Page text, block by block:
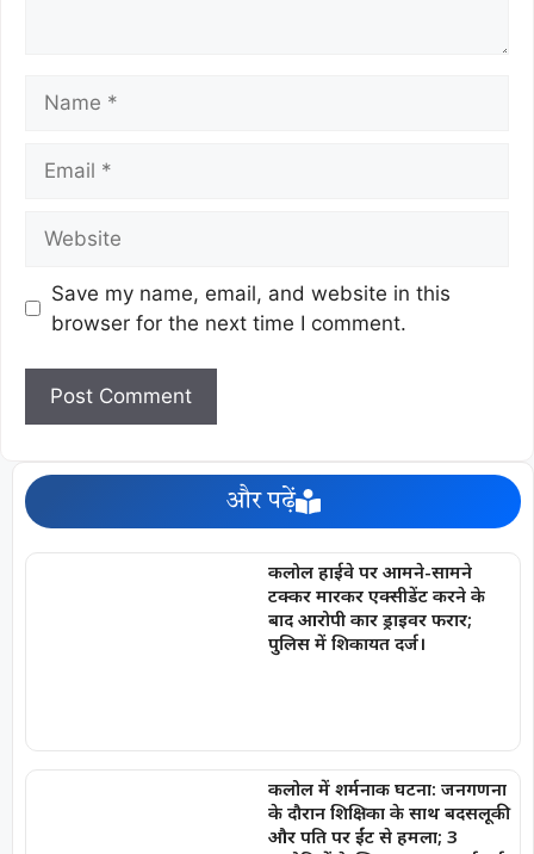
Save my name, email, and website in this
browser for the next time I comment.
और पढ़ें
कलोल हाईवे पर आमने-सामने
टक्कर मारकर एक्सीडेंट करने के
बाद आरोपी कार ड्राइवर फरार;
पुलिस में शिकायत दर्ज।
कलोल में शर्मनाक घटना: जनगणना
के दौरान शिक्षिका के साथ बदसलूकी
और पति पर ईंट से हमला; 3